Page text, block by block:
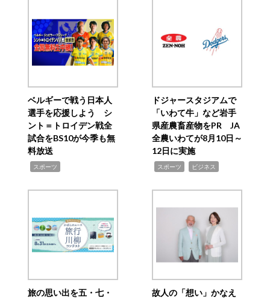
ベルギーで戦う日本人
選手を応援しよう シ
ント＝トロイデン戦全
試合をBS10が今季も無
料放送
スポーツ
ドジャースタジアムで
「いわて牛」など岩手
県産農畜産物をPR JA
全農いわてが8月10日～
12日に実施
スポーツ ビジネス
旅の思い出を五・七・ 故人の「想い」かなえ